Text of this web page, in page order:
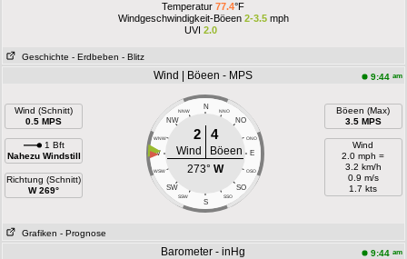
Temperatur77.4°F
Windgeschwindigkeit-Böeen 2-3.5mph
UVI 2.0
Geschichte - Erdbeben - Blitz
Wind | Böeen - MPS 9:44 am
Wind (Schnitt)
0.5 MPS
1 Bft
Nahezu Windstill
Richtung (Schnitt)
W 269°
N
NNW NNO
NW NO
WNW ONO
W E
WSW OSO
SW SO
SSW SSO
S
2 4
Wind
Böeen
273° W
Böeen (Max)
3.5 MPS
Wind
2.0 mph =
3.2 km/h
0.9 m/s
1.7 kts
Grafiken - Prognose
Barometer - inHg 9:44 am